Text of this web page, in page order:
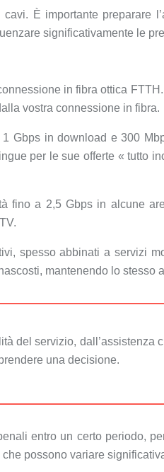
È importante preparare
significativamente le
in fibra ottica
vostra connessione in fibra.
Gbps in download e 300
per le sue offerte «
a 2,5 Gbps in alcune
spesso abbinati a servizi
mantenendo lo
del servizio,
una decisione.
entro un certo periodo,
possono variare